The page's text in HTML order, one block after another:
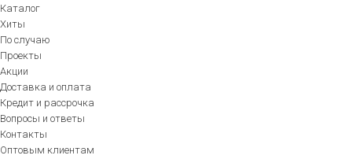
Каталог
Хиты
По случаю
Проекты
Акции
Доставка и оплата
Кредит и рассрочка
Вопросы и ответы
Контакты
Оптовым клиентам